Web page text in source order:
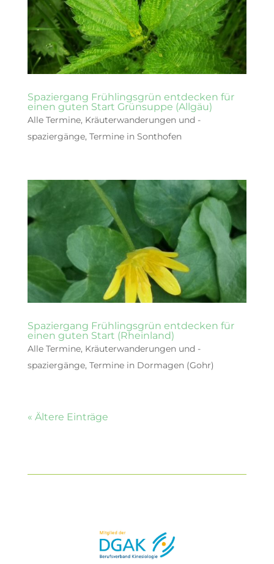
Spaziergang Frühlingsgrün entdecken für
einen guten Start Grünsuppe (Allgäu)
Alle Termine, Kräuterwanderungen und -
spaziergänge, Termine in Sonthofen
Spaziergang Frühlingsgrün entdecken für
einen guten Start (Rheinland)
Alle Termine, Kräuterwanderungen und -
spaziergänge, Termine in Dormagen (Gohr)
« Ältere Einträge